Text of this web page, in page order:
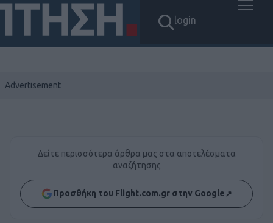
login
Δείτε περισσότερα άρθρα μας στα αποτελέσματα
αναζήτησης
Προσθήκη του Flight.com.gr στην Google↗